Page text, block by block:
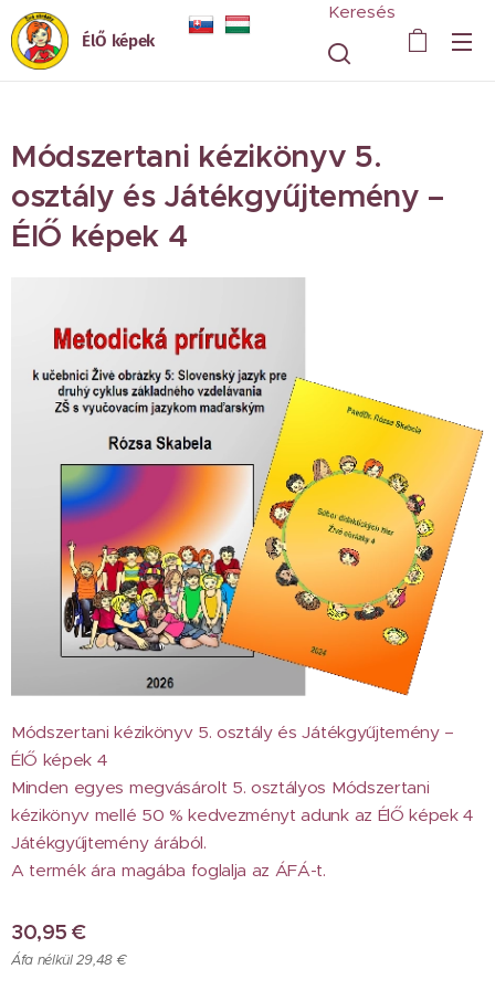
ÉlŐ képek
Keresés
Módszertani kézikönyv 5.
osztály és Játékgyűjtemény –
ÉlŐ képek 4
Módszertani kézikönyv 5. osztály és Játékgyűjtemény –
ÉlŐ képek 4
Minden egyes megvásárolt 5. osztályos Módszertani
kézikönyv mellé 50 % kedvezményt adunk az ÉlŐ képek 4
Játékgyűjtemény árából.
A termék ára magába foglalja az ÁFÁ-t.
30,95 €
Áfa nélkül 29,48 €